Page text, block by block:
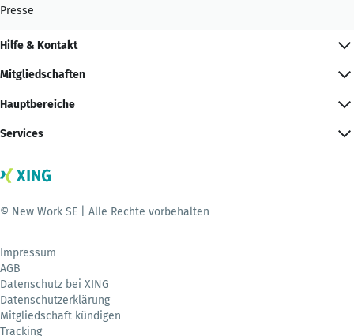
Presse
Hilfe & Kontakt
Mitgliedschaften
Hauptbereiche
Services
© New Work SE | Alle Rechte vorbehalten
Impressum
AGB
Datenschutz bei XING
Datenschutzerklärung
Mitgliedschaft kündigen
Tracking